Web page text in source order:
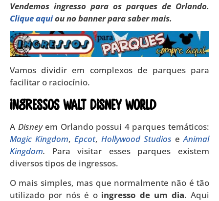
Vendemos ingresso para os parques de Orlando.
Clique aquiou no banner para saber mais.
Vamos dividir em complexos de parques para
facilitar o raciocínio.
INGRESSOS WALT DISNEY WORLD
A Disneyem Orlando possui 4 parques temáticos:
Magic Kingdom, Epcot, Hollywood Studios eAnimal
Kingdom. Para visitar esses parques existem
diversos tipos de ingressos.
O mais simples, mas que normalmente não é tão
utilizado por nós é o ingresso de um dia. Aqui